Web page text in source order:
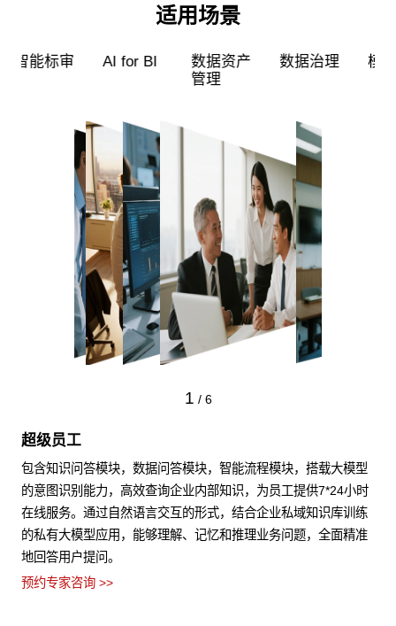
适用场景
超级员工 智能标审 AI for BI
数据资产
1 / 6
超级员工
包含知识问答模块，数据问答模块，智能流程模块，搭载大模型
的意图识别能力，高效查询企业内部知识，为员工提供7*24小时
在线服务。通过自然语言交互的形式，结合企业私域知识库训练
的私有大模型应用，能够理解、记忆和推理业务问题，全面精准
地回答用户提问。
预约专家咨询 >>